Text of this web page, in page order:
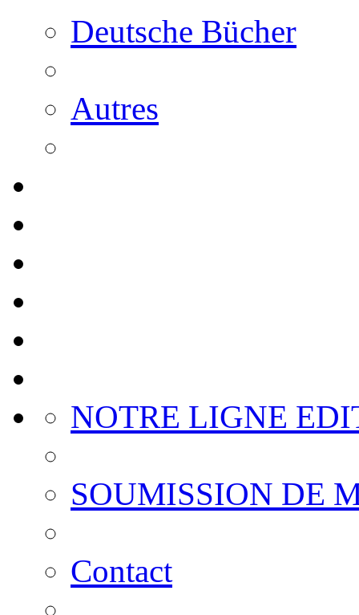
Deutsche Bücher
Autres
NOTRE LIGNE
SOUMISSION DE
Contact